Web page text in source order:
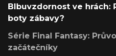
Blbuvzdornost ve hrách:
boty zábavy?
Série Final Fantasy:
začátečníky